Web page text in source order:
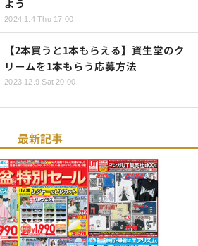
よう
2024.1.4 Thu 17:00
【2本買うと1本もらえる】資生堂のク
リームを1本もらう応募方法
2023.12.9 Sat 20:00
最新記事